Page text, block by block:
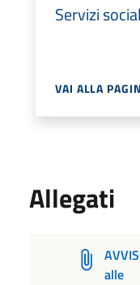
Servizi
VAI ALLA
Allegati
alle